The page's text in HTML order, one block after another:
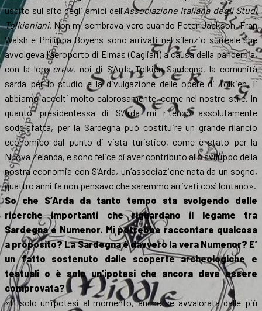
uscito sul sito degli amici dell’Associazione Italiana degli Studi
Tolkieniani. Non mi sembrava vero quando Peter Jackson, Fran
Walsh e Philippa Boyens sono arrivati nel silenzio surreale che
avvolgeva l’aeroporto di Elmas (Cagliari) a causa della pandemia,
con la lorocrew, noi di S’Arda Tolkien Sardegna, la comunità
sarda per lo studio e la divulgazione delle opere di Tolkien, li
abbiamo accolti molto calorosamente, come nel nostro stile. In
quanto presidentessa di S’Arda mi ritengo assolutamente
soddisfatta, per la Sardegna può costituire un grande rilancio
economico dal punto di vista turistico, come è stato per la
Nuova Zelanda, e sono felice di aver contributo allo sviluppo della
nostra economia con S’Arda, un’associazione nata da un sogno,
quattro anni fa non pensavo che saremmo arrivati così lontano».
So che S’Arda da tanto tempo sta svolgendo delle
ricerche importanti che riguardano il legame tra
Sardegna e Numenor. Mi potrebbe raccontare qualcosa
a proposito? La Sardegna è davvero la vera Numenor? E’
un fatto sostenuto dalle scoperte archeologiche e
testuali o è solo un’ipotesi che ancora deve essere
comprovata?
«È solo un’ipotesi al momento, anche se avvalorata dalle più